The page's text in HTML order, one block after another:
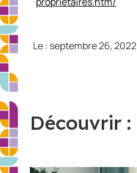
Le : septembre 26, 2022
Découvrir :